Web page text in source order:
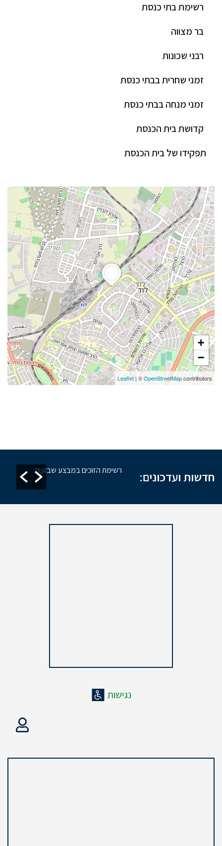
רשימת בתי כנסת
בר מצווה
רבני שכונות
זמני שחרית בבתי כנסת
זמני מנחה בבתי כנסת
קדושת בית הכנסת
תפקידו של בית הכנסת
+
−
Leaflet| ©OpenStreetMapcontributors
חדשות ועדכונים: רשימת הזוכים במבצע שבועות